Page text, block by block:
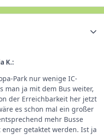
K.:
Park nur wenige IC-
man ja mit dem Bus weiter,
der Erreichbarkeit her jetzt
es schon mal ein großer
mehr Busse
getaktet werden. Ist ja